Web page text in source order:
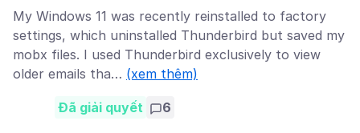
My Windows 11 was recently reinstalled to factory
settings, which uninstalled Thunderbird but saved my
mobx files. I used Thunderbird exclusively to view
older emails tha… (xem thêm)
Đã giải quyết 6